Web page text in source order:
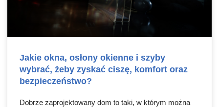
Jakie okna, osłony okienne i szyby
wybrać, żeby zyskać ciszę, komfort oraz
bezpieczeństwo?
Dobrze zaprojektowany dom to taki, w którym można